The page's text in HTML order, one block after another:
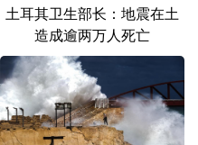
云南 西藏
青海
黑龙江
土耳其卫生部长：地震在土
造成逾两万人死亡